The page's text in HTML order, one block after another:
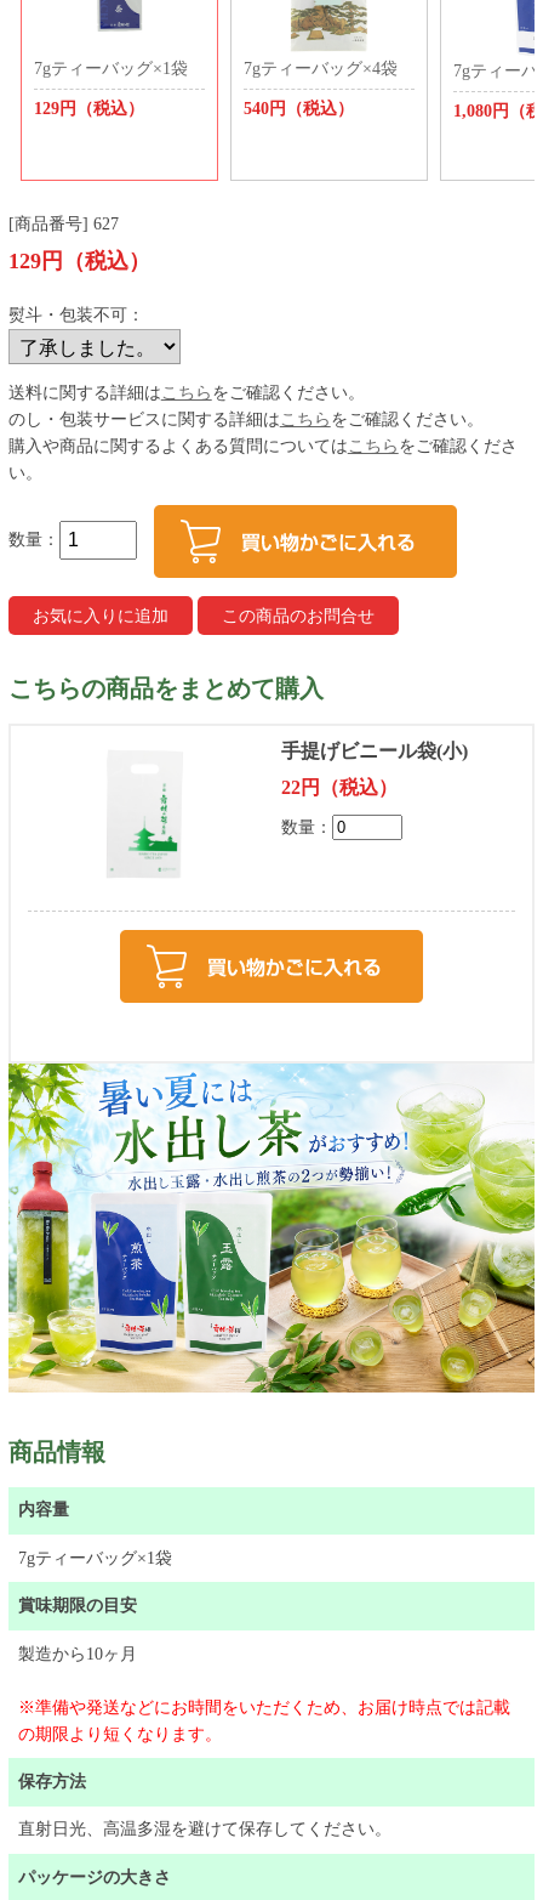
7gティーバッグ×1袋
129円（税込）
7gティーバッグ×4袋
540円（税込）
7gティーバ
1,080円（
[商品番号] 627
129円（税込）
熨斗・包装不可：
送料に関する詳細は こちら をご確認ください。
のし・包装サービスに関する詳細は こちら をご確認ください。
購入や商品に関するよくある質問については こちら をご確認くださ
い。
数量：
こちらの商品をまとめて購入
手提げビニール袋(小)
22円（税込）
数量：
商品情報
内容量
7gティーバッグ×1袋
賞味期限の目安
製造から10ヶ月
※準備や発送などにお時間をいただくため、お届け時点では記載
の期限より短くなります。
保存方法
直射日光、高温多湿を避けて保存してください。
パッケージの大きさ